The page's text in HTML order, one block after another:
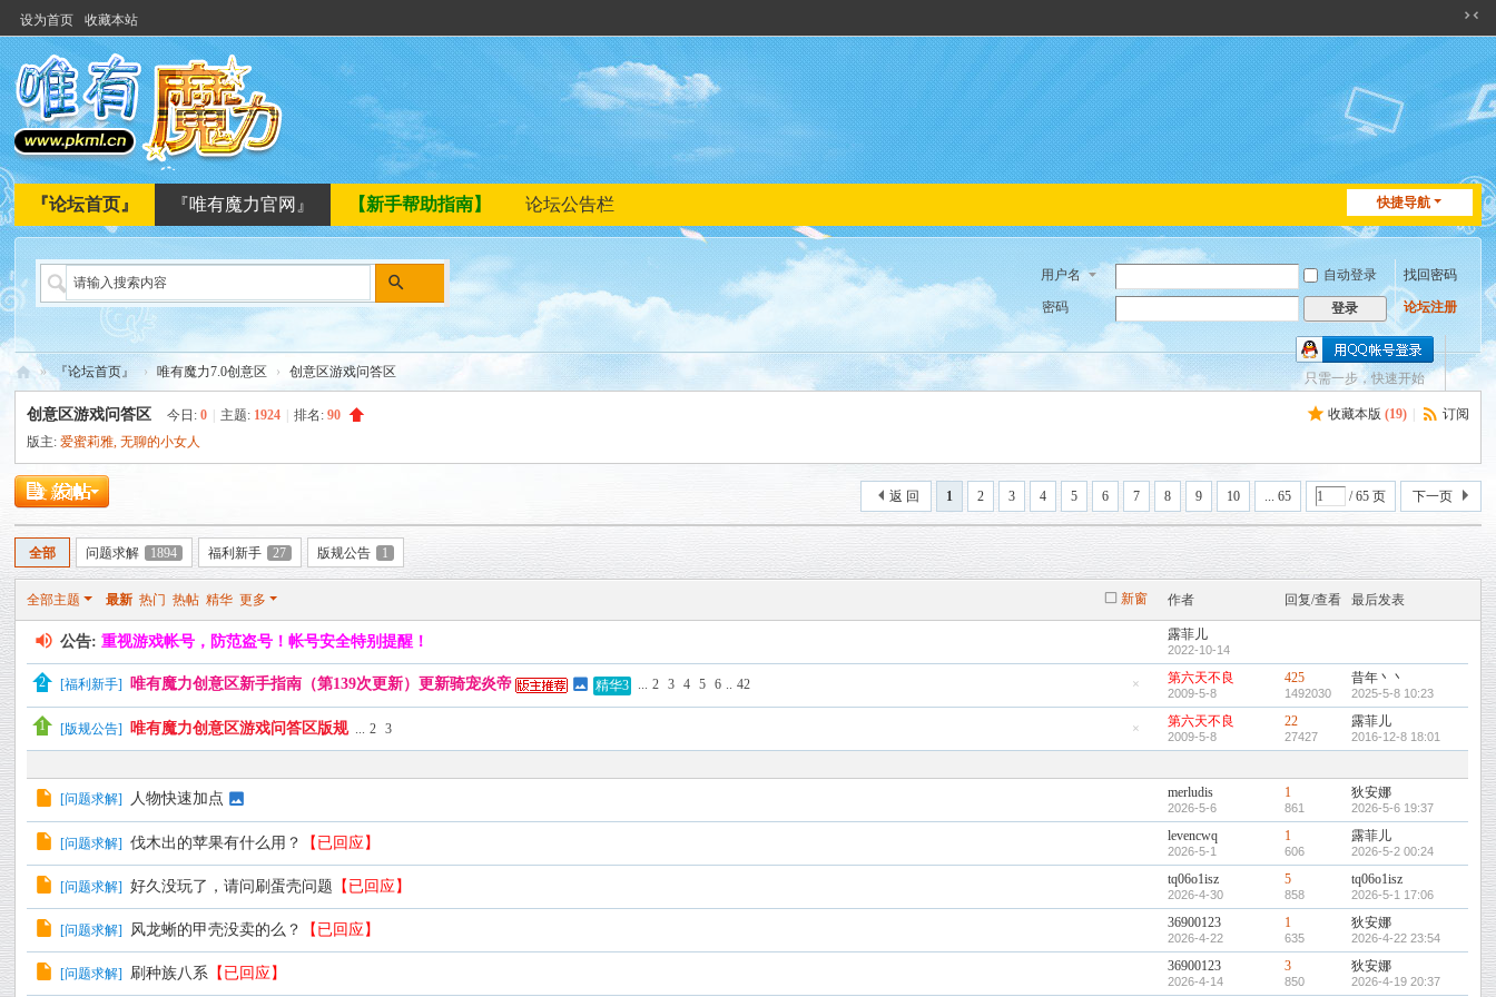
设为首页 收藏本站
切
换
到
窄
版
快捷导航
『论坛首页』 『唯有魔力官网』 【新手帮助指南】 论坛公告栏
搜
索
用户名 自动登录 找回密码
密码 登录 论坛注册
只需一步，快速开始
唯
有
魔
力
坛
» 『论坛首页』 › 唯有魔力7.0创意区 › 创意区游戏问答区
收藏本版 (19) 订阅
创意区游戏问答区 今日:0 主题: 1924 排名:90
版主:爱蜜莉雅,无聊的小女人
1 2 3 4 5 6 7 8 9 10 ... 65 / 65 页 下一页
返 回
发新帖
全部 问题求解 1894 福利新手 27 版规公告 1
新窗
全部主题 最新 热门 热帖 精华 更多 作者 回复/查看 最后发表
公告:重视游戏帐号，防范盗号！帐号安全特别提醒！ 露菲儿
2022-10-14
藏
置
帖
[福利新手] 唯有魔力创意区新手指南（第139次更新）更新骑宠炎帝 精华3 ... 2 3 4 5 6 .. 42 第六天不良
2009-5-8
425
1492030
昔年丶丶
2025-5-8 10:23
藏
顶
[版规公告] 唯有魔力创意区游戏问答区版规 ... 2 3 第六天不良
2009-5-8
22
27427
露菲儿
2016-12-8 18:01
[问题求解] 人物快速加点 merludis
2026-5-6
1
861
狄安娜
2026-5-6 19:37
[问题求解] 伐木出的苹果有什么用？ 【已回应】 levencwq
2026-5-1
1
606
露菲儿
2026-5-2 00:24
[问题求解] 好久没玩了，请问刷蛋壳问题 【已回应】 tq06o1isz
2026-4-30
5
858
tq06o1isz
2026-5-1 17:06
[问题求解] 风龙蜥的甲壳没卖的么？ 【已回应】 36900123
2026-4-22
1
635
狄安娜
2026-4-22 23:54
[问题求解] 刷种族八系 【已回应】 36900123
2026-4-14
3
850
狄安娜
2026-4-19 20:37